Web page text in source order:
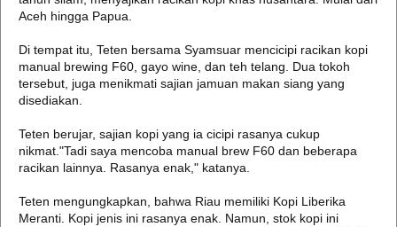
Aceh hingga Papua.
Di tempat itu, Teten bersama Syamsuar mencicipi racikan kopi
manual brewing F60, gayo wine, dan teh telang. Dua tokoh
tersebut, juga menikmati sajian jamuan makan siang yang
disediakan.
Teten berujar, sajian kopi yang ia cicipi rasanya cukup
nikmat."Tadi saya mencoba manual brew F60 dan beberapa
racikan lainnya. Rasanya enak," katanya.
Teten mengungkapkan, bahwa Riau memiliki Kopi Liberika
Meranti. Kopi jenis ini rasanya enak. Namun, stok kopi ini